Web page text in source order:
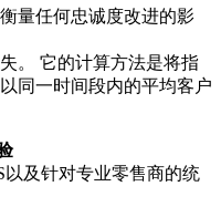
量任何忠诚度改进的影
。 它的计算方法是将指
同一时间段内的平均客户
以及针对专业零售商的统